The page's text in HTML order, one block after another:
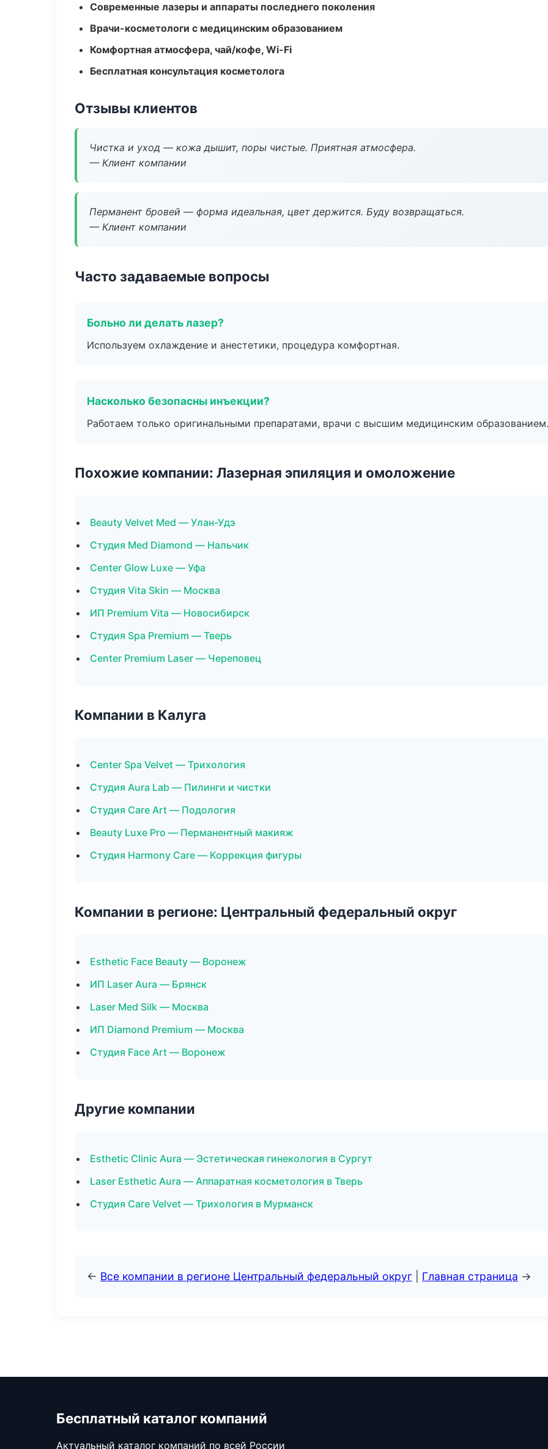
Современные лазеры и аппараты последнего поколения
Врачи-косметологи с медицинским образованием
Комфортная атмосфера, чай/кофе, Wi-Fi
Бесплатная консультация косметолога
Отзывы клиентов
Чистка и уход — кожа дышит, поры чистые. Приятная атмосфера.
— Клиент компании
Перманент бровей — форма идеальная, цвет держится. Буду возвращаться.
— Клиент компании
Часто задаваемые вопросы
Больно ли делать лазер?
Используем охлаждение и анестетики, процедура комфортная.
Насколько безопасны инъекции?
Работаем только оригинальными препаратами, врачи с высшим медицинским образованием.
Похожие компании: Лазерная эпиляция и омоложение
Beauty Velvet Med — Улан-Удэ
Студия Med Diamond — Нальчик
Center Glow Luxe — Уфа
Студия Vita Skin — Москва
ИП Premium Vita — Новосибирск
Студия Spa Premium — Тверь
Center Premium Laser — Череповец
Компании в Калуга
Center Spa Velvet — Трихология
Студия Aura Lab — Пилинги и чистки
Студия Care Art — Подология
Beauty Luxe Pro — Перманентный макияж
Студия Harmony Care — Коррекция фигуры
Компании в регионе: Центральный федеральный округ
Esthetic Face Beauty — Воронеж
ИП Laser Aura — Брянск
Laser Med Silk — Москва
ИП Diamond Premium — Москва
Студия Face Art — Воронеж
Другие компании
Esthetic Clinic Aura — Эстетическая гинекология в Сургут
Laser Esthetic Aura — Аппаратная косметология в Тверь
Студия Care Velvet — Трихология в Мурманск
← Все компании в регионе Центральный федеральный округ Главная страница →
Бесплатный каталог компаний
Актуальный каталог компаний по всей России